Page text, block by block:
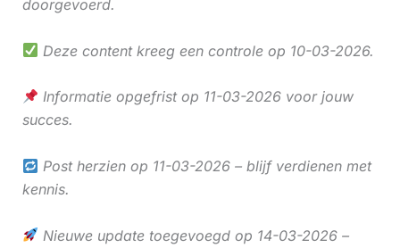
doorgevoerd.
Deze content kreeg een controle op 10-03-2026.
Informatie opgefrist op 11-03-2026 voor jouw
succes.
Post herzien op 11-03-2026 – blijf verdienen met
kennis.
Nieuwe update toegevoegd op 14-03-2026 –